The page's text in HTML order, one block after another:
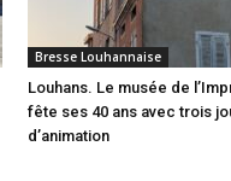
Bresse Louhannaise
Louhans. Le musée de
fête ses 40 ans avec trois
d’animation